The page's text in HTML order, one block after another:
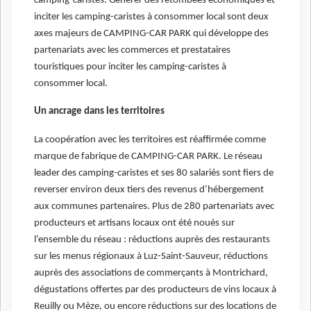
inciter les camping-caristes à consommer local sont deux
axes majeurs de CAMPING-CAR PARK qui développe des
partenariats avec les commerces et prestataires
touristiques pour inciter les camping-caristes à
consommer local.
Un ancrage dans les territoires
La coopération avec les territoires est réaffirmée comme
marque de fabrique de CAMPING-CAR PARK. Le réseau
leader des camping-caristes et ses 80 salariés sont fiers de
reverser environ deux tiers des revenus d’hébergement
aux communes partenaires. Plus de 280 partenariats avec
producteurs et artisans locaux ont été noués sur
l’ensemble du réseau : réductions auprès des restaurants
sur les menus régionaux à Luz-Saint-Sauveur, réductions
auprès des associations de commerçants à Montrichard,
dégustations offertes par des producteurs de vins locaux à
Reuilly ou Mèze, ou encore réductions sur des locations de